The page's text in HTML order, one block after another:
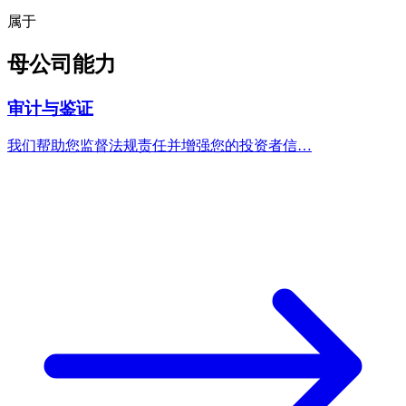
属于
母公司能力
审计与鉴证
我们帮助您监督法规责任并增强您的投资者信…